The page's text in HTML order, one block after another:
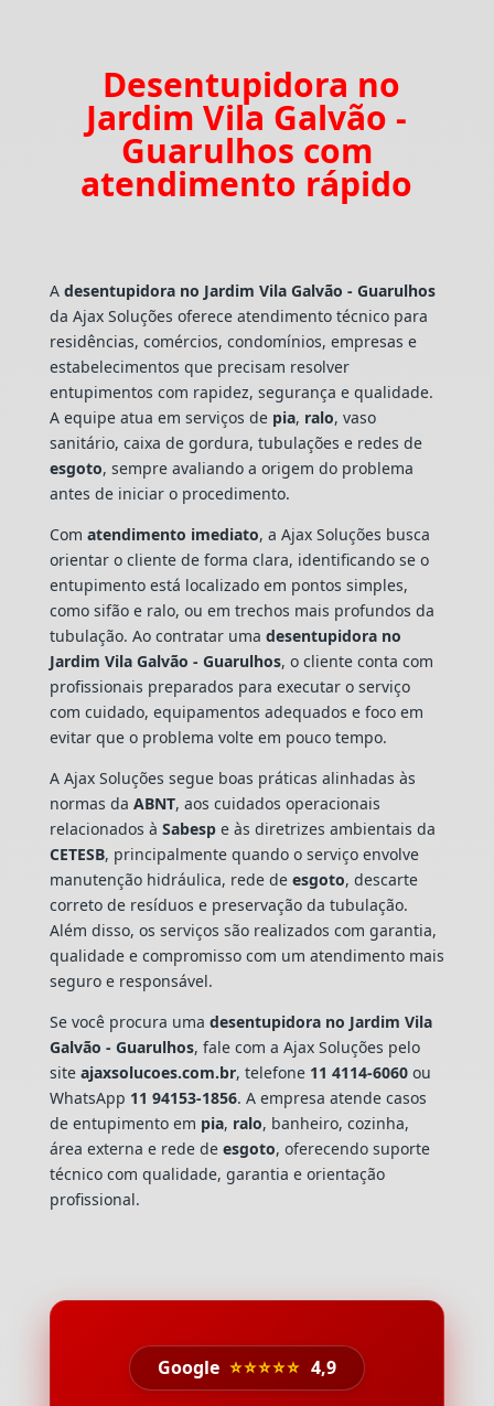
Desentupidora no
Jardim Vila Galvão -
Guarulhos com
atendimento rápido
A desentupidora no Jardim Vila Galvão - Guarulhos
da Ajax Soluções oferece atendimento técnico para
residências, comércios, condomínios, empresas e
estabelecimentos que precisam resolver
entupimentos com rapidez, segurança e qualidade.
A equipe atua em serviços de pia, ralo, vaso
sanitário, caixa de gordura, tubulações e redes de
esgoto, sempre avaliando a origem do problema
antes de iniciar o procedimento.
Com atendimento imediato, a Ajax Soluções busca
orientar o cliente de forma clara, identificando se o
entupimento está localizado em pontos simples,
como sifão e ralo, ou em trechos mais profundos da
tubulação. Ao contratar uma desentupidora no
Jardim Vila Galvão - Guarulhos, o cliente conta com
profissionais preparados para executar o serviço
com cuidado, equipamentos adequados e foco em
evitar que o problema volte em pouco tempo.
A Ajax Soluções segue boas práticas alinhadas às
normas da ABNT, aos cuidados operacionais
relacionados à Sabespe às diretrizes ambientais da
CETESB, principalmente quando o serviço envolve
manutenção hidráulica, rede de esgoto, descarte
correto de resíduos e preservação da tubulação.
Além disso, os serviços são realizados com garantia,
qualidade e compromisso com um atendimento mais
seguro e responsável.
Se você procura uma desentupidora no Jardim Vila
Galvão - Guarulhos, fale com a Ajax Soluções pelo
site ajaxsolucoes.com.br, telefone 11 4114-6060ou
WhatsApp 11 94153-1856. A empresa atende casos
de entupimento em pia, ralo, banheiro, cozinha,
área externa e rede de esgoto, oferecendo suporte
técnico com qualidade, garantia e orientação
profissional.
Google ⭐⭐⭐⭐⭐ 4,9